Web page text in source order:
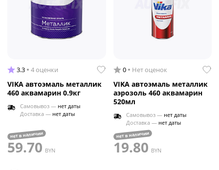
3.3 4 оценки
VIKA автоэмаль металлик
460 аквамарин 0.9кг
Самовывоз — нет даты
Доставка — нет даты
нет в наличии
59.70 BYN
0 Нет оценок
VIKA автоэмаль металлик
аэрозоль 460 аквамарин
520мл
Самовывоз — нет даты
Доставка — нет даты
нет в наличии
19.80 BYN